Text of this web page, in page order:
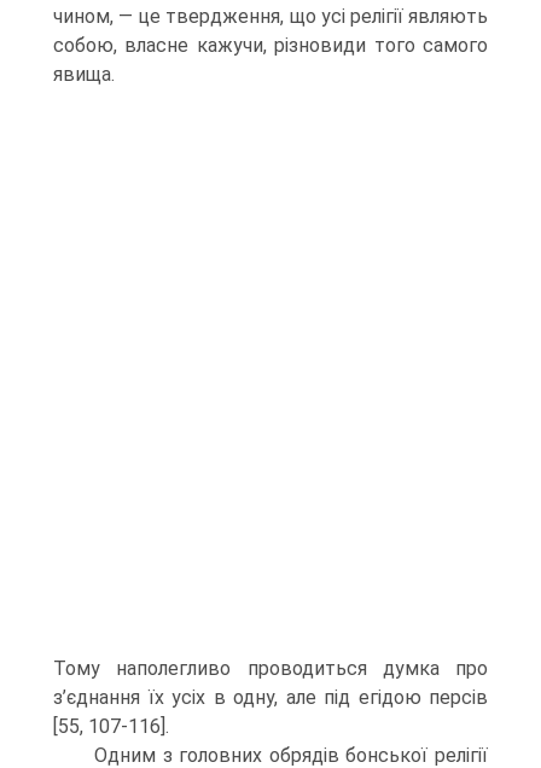
чином, — це твердження, що усі релігії являють
собою, власне кажучи, різновиди того самого
явища.
Тому наполегливо проводиться думка про
з’єднання їх усіх в одну, але під егідою персів
[55, 107-116].
Одним з головних обрядів бонської релігії